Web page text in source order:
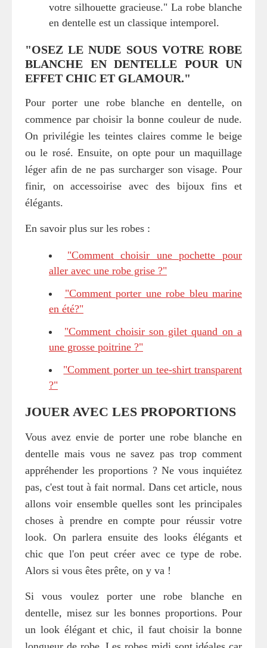
votre silhouette gracieuse." La robe blanche
en dentelle est un classique intemporel.
"OSEZ LE NUDE SOUS VOTRE ROBE
BLANCHE EN DENTELLE POUR UN
EFFET CHIC ET GLAMOUR."
Pour porter une robe blanche en dentelle, on
commence par choisir la bonne couleur de nude.
On privilégie les teintes claires comme le beige
ou le rosé. Ensuite, on opte pour un maquillage
léger afin de ne pas surcharger son visage. Pour
finir, on accessoirise avec des bijoux fins et
élégants.
En savoir plus sur les robes :
"Comment choisir une pochette pour
aller avec une robe grise ?"
"Comment porter une robe bleu marine
en été?"
"Comment choisir son gilet quand on a
une grosse poitrine ?"
"Comment porter un tee-shirt transparent
?"
JOUER AVEC LES PROPORTIONS
Vous avez envie de porter une robe blanche en
dentelle mais vous ne savez pas trop comment
appréhender les proportions ? Ne vous inquiétez
pas, c'est tout à fait normal. Dans cet article, nous
allons voir ensemble quelles sont les principales
choses à prendre en compte pour réussir votre
look. On parlera ensuite des looks élégants et
chic que l'on peut créer avec ce type de robe.
Alors si vous êtes prête, on y va !
Si vous voulez porter une robe blanche en
dentelle, misez sur les bonnes proportions. Pour
un look élégant et chic, il faut choisir la bonne